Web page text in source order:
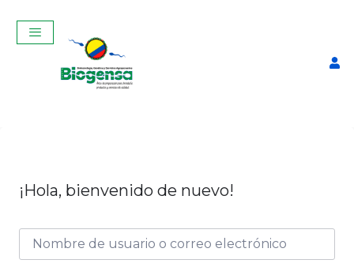
¡Hola, bienvenido de nuevo!
Curso Teórico-Práctico De
Inseminación Artificial En